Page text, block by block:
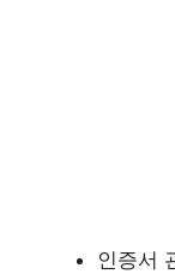
인증서